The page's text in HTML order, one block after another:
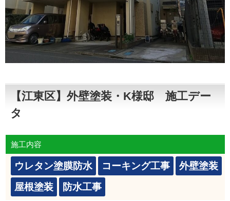
【江東区】外壁塗装・K様邸 施工デー
タ
施工内容
ウレタン塗膜防水 コーキング工事
外壁塗装
屋根塗装
防水工事